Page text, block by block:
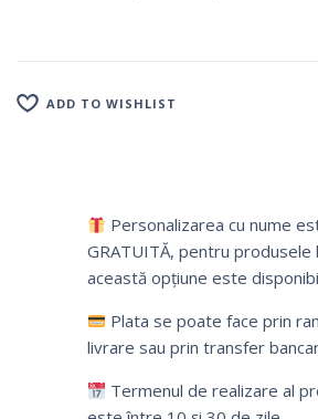
ADD TO WISHLIST
Personalizarea cu nume
GRATUITĂ, pentru produsele
această opțiune este
Plata se poate face prin
livrare sau prin transfer
Termenul de realizare al